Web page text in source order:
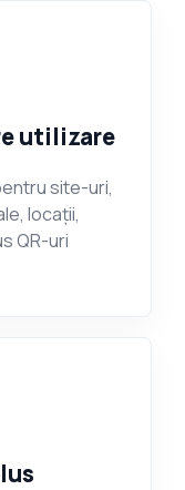
utilizare
site-uri,
locații,
QR-uri